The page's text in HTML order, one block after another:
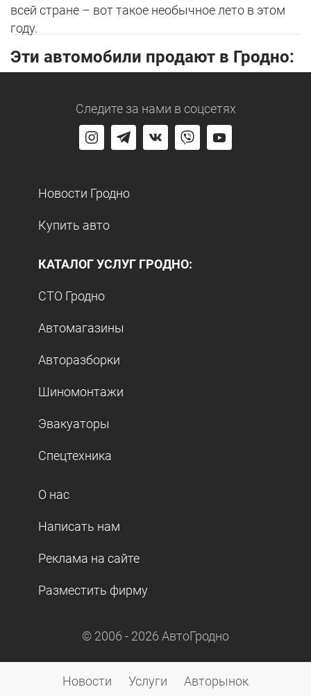
всей стране – вот такое необычное лето в этом
году.
Эти автомобили продают в Гродно:
Следите за нами в соцсетях
Новости Гродно
Купить авто
КАТАЛОГ УСЛУГ ГРОДНО:
СТО Гродно
Автомагазины
Авторазборки
Шиномонтажи
Эвакуаторы
Спецтехника
О нас
Написать нам
Реклама на сайте
Разместить фирму
© 2006 - 2026 АвтоГродно
Новости Услуги Авторынок